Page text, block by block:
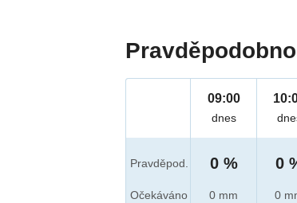
Pravděpod.
Očekáváno
09:00
dnes
0 %
0 mm
0
0